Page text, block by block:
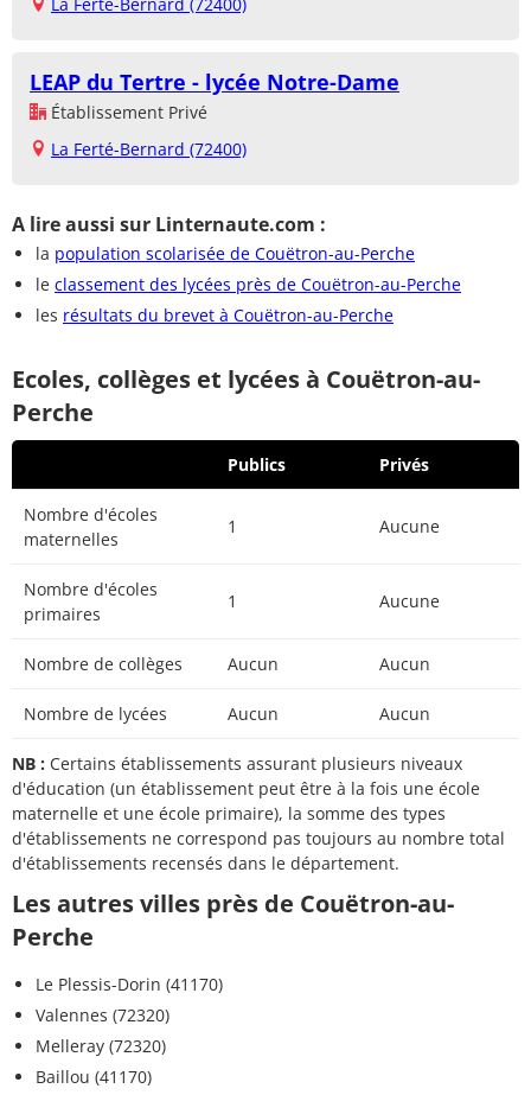
LEAP du Tertre - lycée Notre-Dame
Établissement Privé
La Ferté-Bernard (72400)
A lire aussi sur Linternaute.com :
la population scolarisée de Couëtron-au-Perche
le classement des lycées près de Couëtron-au-Perche
les résultats du brevet à Couëtron-au-Perche
Ecoles, collèges et lycées à Couëtron-au-
Perche
Publics Privés
Nombre d'écoles
maternelles
1 Aucune
Nombre d'écoles
primaires
1 Aucune
Nombre de collèges Aucun Aucun
Nombre de lycées Aucun Aucun
NB : Certains établissements assurant plusieurs niveaux
d'éducation (un établissement peut être à la fois une école
maternelle et une école primaire), la somme des types
d'établissements ne correspond pas toujours au nombre total
d'établissements recensés dans le département.
Les autres villes près de Couëtron-au-
Perche
Le Plessis-Dorin (41170)
Valennes (72320)
Melleray (72320)
Baillou (41170)